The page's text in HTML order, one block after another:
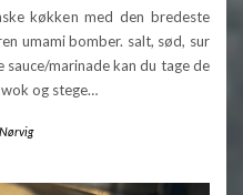
køkken med den bredeste
umami bomber. salt, sød, sur
marinade kan du tage de
og stege…